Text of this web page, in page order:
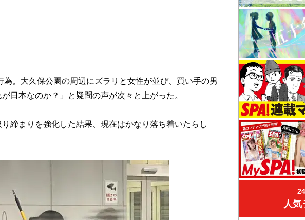
。大久保公園の周辺にズラリと女性が並び、買い手の男
日本なのか？」と疑問の声が次々と上がった。
まりを強化した結果、現在はかなり落ち着いたらし
人気